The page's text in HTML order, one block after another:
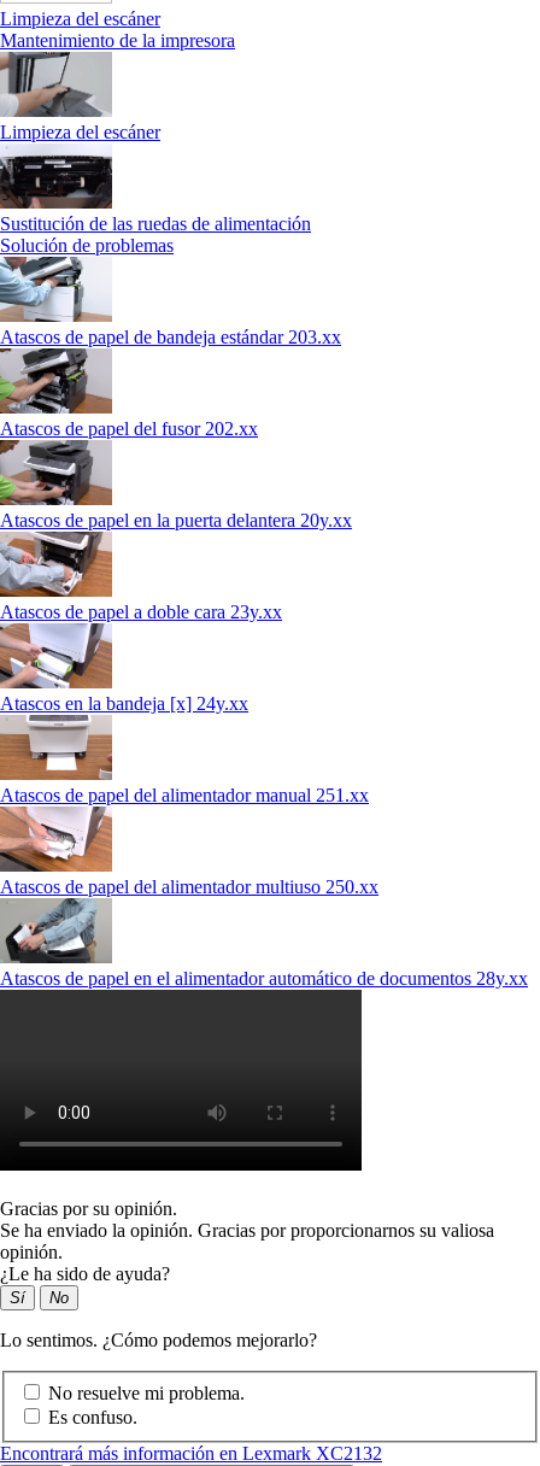
Limpieza del escáner
Mantenimiento de la impresora
Limpieza del escáner
Sustitución de las ruedas de alimentación
Solución de problemas
Atascos de papel de bandeja estándar 203.xx
Atascos de papel del fusor 202.xx
Atascos de papel en la puerta delantera 20y.xx
Atascos de papel a doble cara 23y.xx
Atascos en la bandeja [x] 24y.xx
Atascos de papel del alimentador manual 251.xx
Atascos de papel del alimentador multiuso 250.xx
Atascos de papel en el alimentador automático de documentos 28y.xx
Gracias por su opinión.
Se ha enviado la opinión. Gracias por proporcionarnos su valiosa
opinión.
¿Le ha sido de ayuda?
Sí No
Lo sentimos. ¿Cómo podemos mejorarlo?
No resuelve mi problema.
Es confuso.
Encontrará más información en Lexmark XC2132